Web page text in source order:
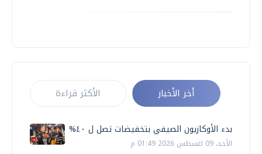
أخر الأخبار الأكثر قراءة
بدء الأوكازيون الصيفي بتخفيضات تصل ل ٤٠%
الأحد، 09 اغسطس 2026 01:49 م